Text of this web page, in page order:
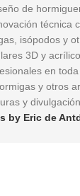
de
técnica
isópodos y
3D y
en
y otros
y
by Eric de